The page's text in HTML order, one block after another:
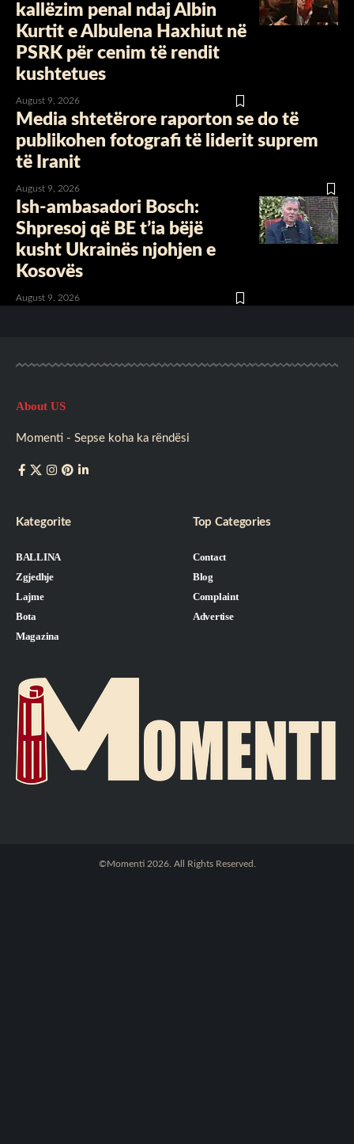
kallëzim penal ndaj Albin
Kurtit e Albulena Haxhiut në
PSRK për cenim të rendit
kushtetues
August 9, 2026
Media shtetërore raporton se do të
publikohen fotografi të liderit suprem
të Iranit
August 9, 2026
Ish-ambasadori Bosch:
Shpresoj që BE t’ia bëjë
kusht Ukrainës njohjen e
Kosovës
August 9, 2026
About US
Momenti - Sepse koha ka rëndësi
Kategorite
BALLINA
Zgjedhje
Lajme
Bota
Magazina
Top Categories
Contact
Blog
Complaint
Advertise
©Momenti 2026. All Rights Reserved.